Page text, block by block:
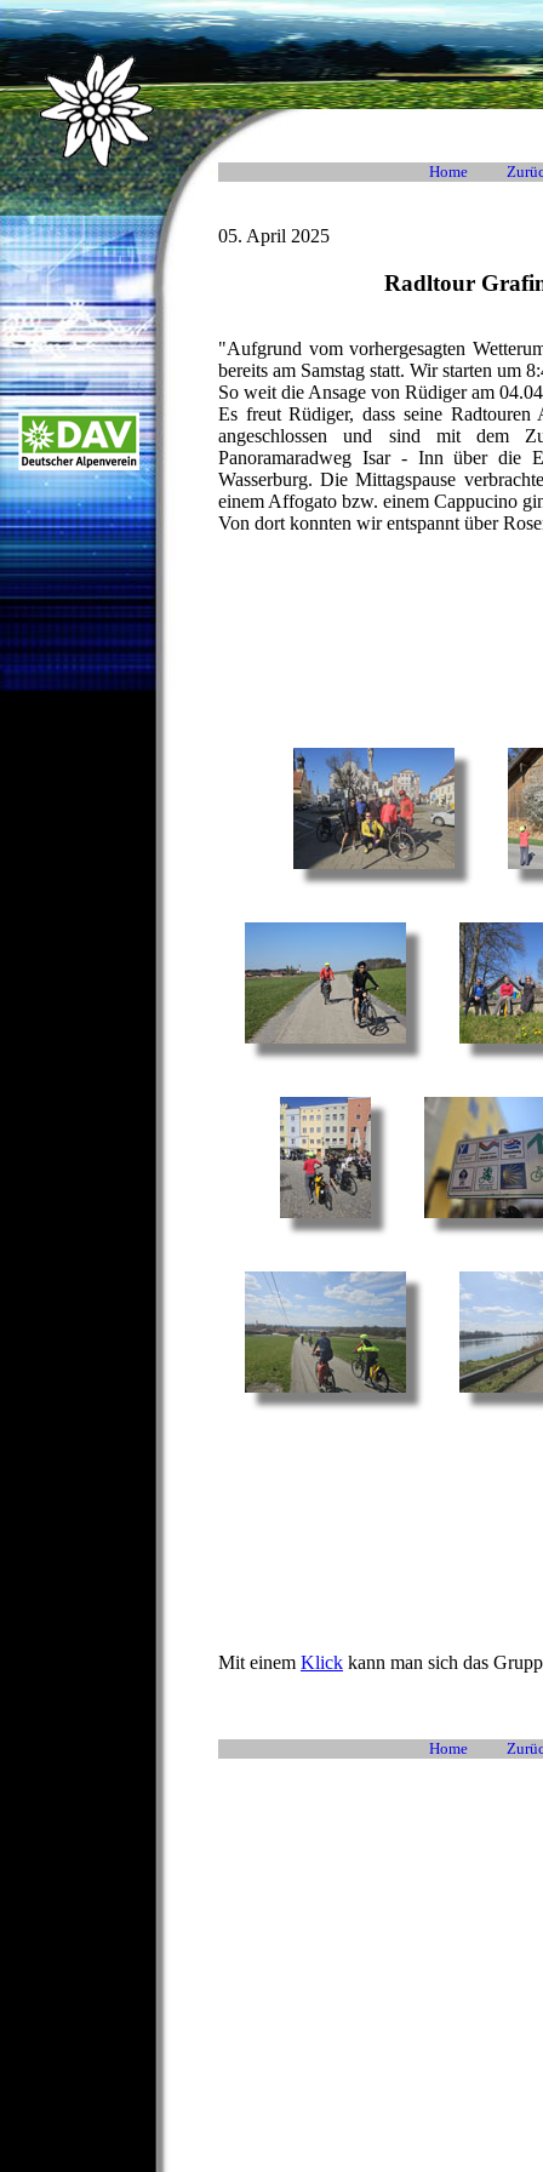
Home
05. April 2025
Radltour
"Aufgrund vom vorhergesagten
bereits am Samstag statt. Wir starten um
So weit die Ansage von Rüdiger am
Es freut Rüdiger, dass seine
angeschlossen und sind mit dem
Panoramaradweg Isar - Inn über die
Wasserburg. Die Mittagspause
einem Affogato bzw. einem Cappucino
Von dort konnten wir entspannt über
Mit einem Klick kann man sich das
Home